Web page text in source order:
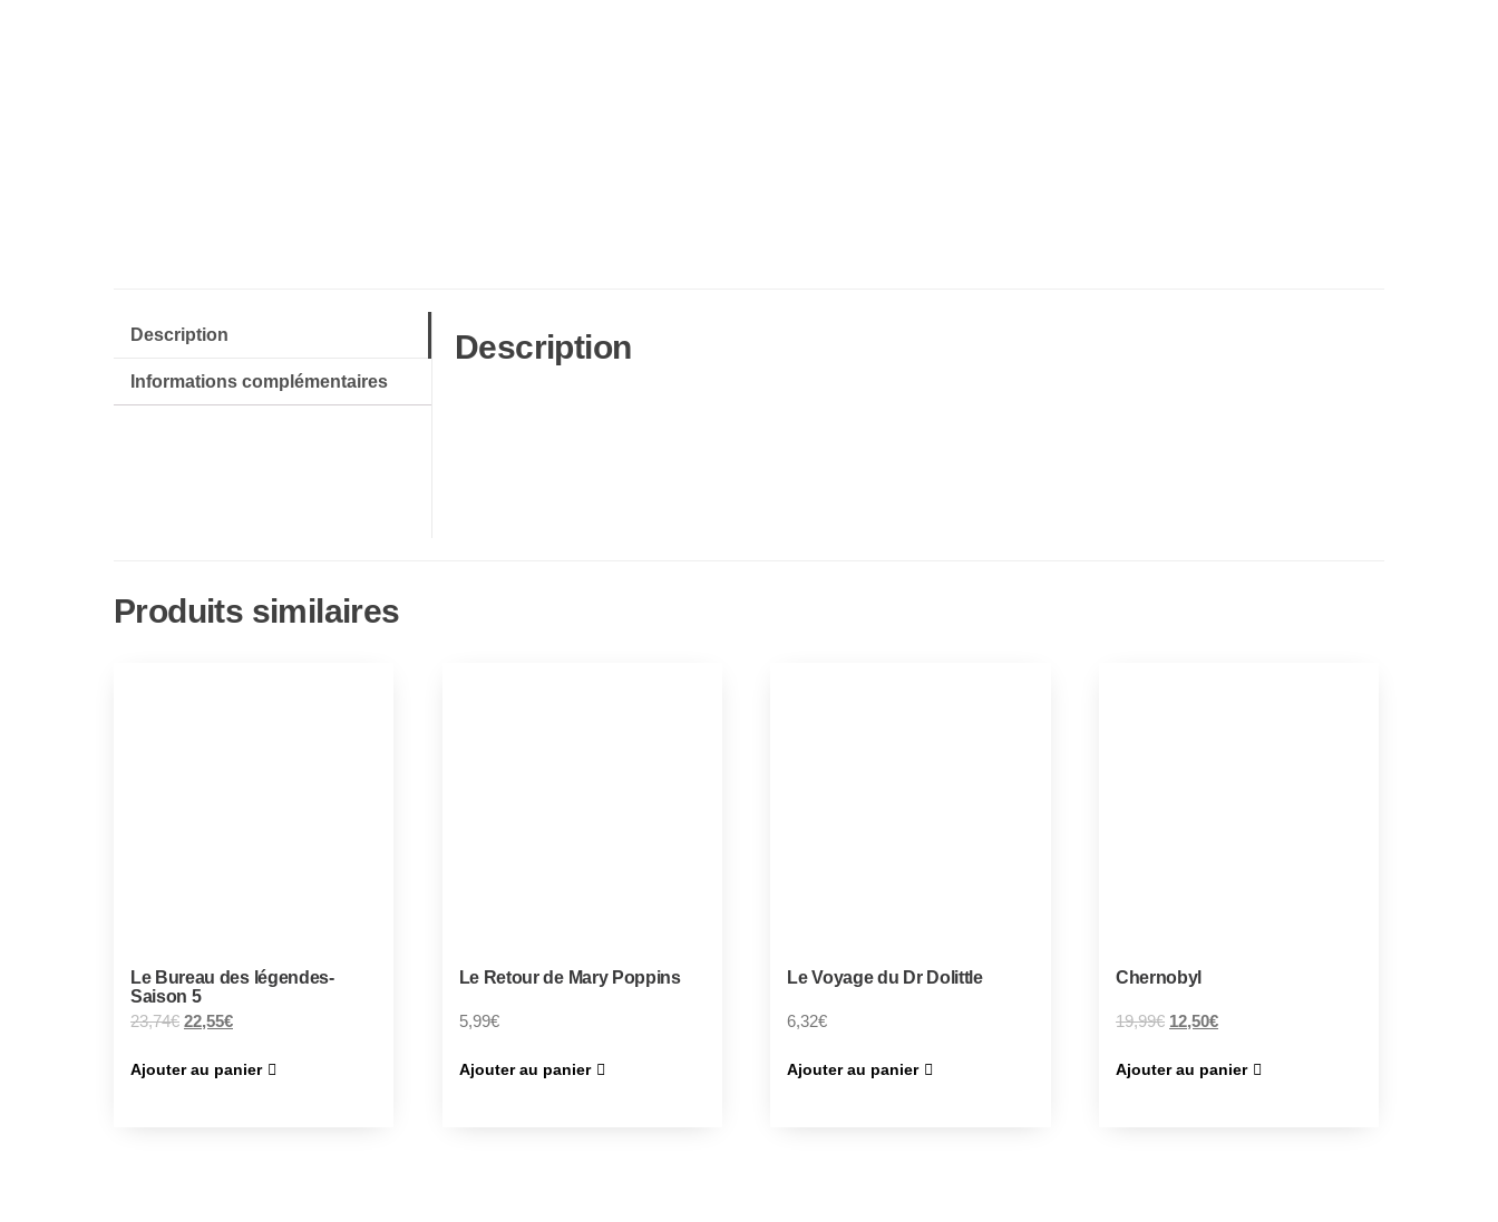
Description
Informations complémentaires
Description
Produits similaires
Le Bureau des légendes-
Saison 5
23,74€ 22,55€
Ajouter au panier
Le Retour de Mary Poppins
5,99€
Ajouter au panier
Le Voyage du Dr Dolittle
6,32€
Ajouter au panier
Chernobyl
19,99€ 12,50€
Ajouter au panier